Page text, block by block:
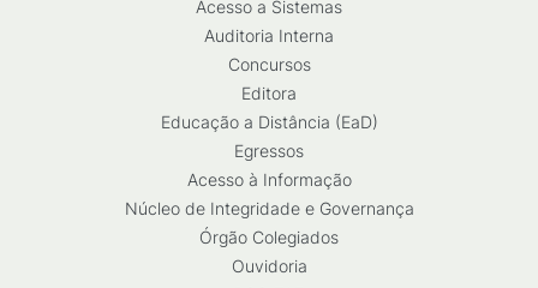
Acesso a Sistemas
Auditoria Interna
Concursos
Editora
Educação a Distância (EaD)
Egressos
Acesso à Informação
Núcleo de Integridade e Governança
Órgão Colegiados
Ouvidoria